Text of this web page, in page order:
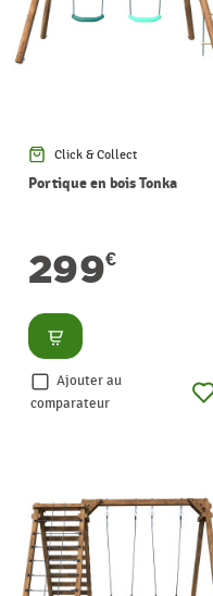
Click & Collect
Portique en bois Tonka
299€
Consulter
Ajouter au
comparateur